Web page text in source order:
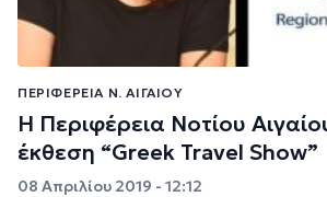
ΠΕΡΙΦΈΡΕΙΑ Ν. ΑΙΓΑΊΟΥ
Η Περιφέρεια Νοτίου
έκθεση “Greek Travel Show”
08 Απριλίου 2019 - 12:12